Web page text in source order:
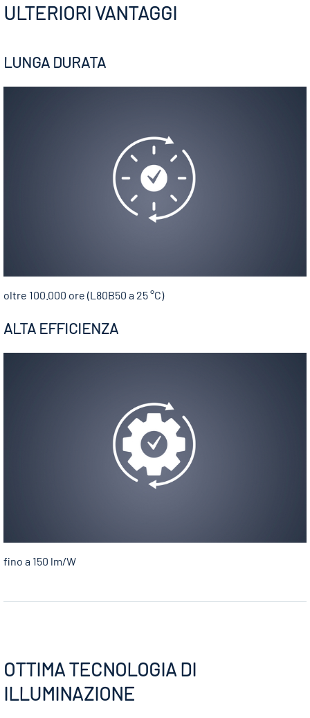
ULTERIORI VANTAGGI
LUNGA DURATA
oltre 100.000 ore (L80B50 a 25 °C)
ALTA EFFICIENZA
fino a 150 lm/W
OTTIMA TECNOLOGIA DI
ILLUMINAZIONE